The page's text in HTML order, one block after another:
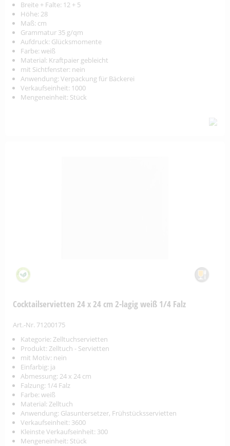
Breite + Falte: 12 + 5
Höhe: 28
Maß: cm
Grammatur 35 g/qm
Aufdruck: Glücksmomente
Farbe: weiß
Material: Kraftpaier gebleicht
mit Sichtfenster: nein
Anwendung: Verpackung für Bäckerei
Verkaufseinheit: 1000
Mengeneinheit: Stück
Cocktailservietten 24 x 24 cm 2-lagig weiß 1/4 Falz
Art.-Nr. 71200175
Kategorie: Zelltuchservietten
Produkt: Zelltuch - Servietten
mit Motiv: nein
Einfarbig: ja
Abmessung: 24 x 24 cm
Falzung: 1/4 Falz
Farbe: weiß
Material: Zelltuch
Anwendung: Glasuntersetzer, Frühstücksservietten
Verkaufseinheit: 3600
Kleinste Verkaufseinheit: 300
Mengeneinheit: Stück